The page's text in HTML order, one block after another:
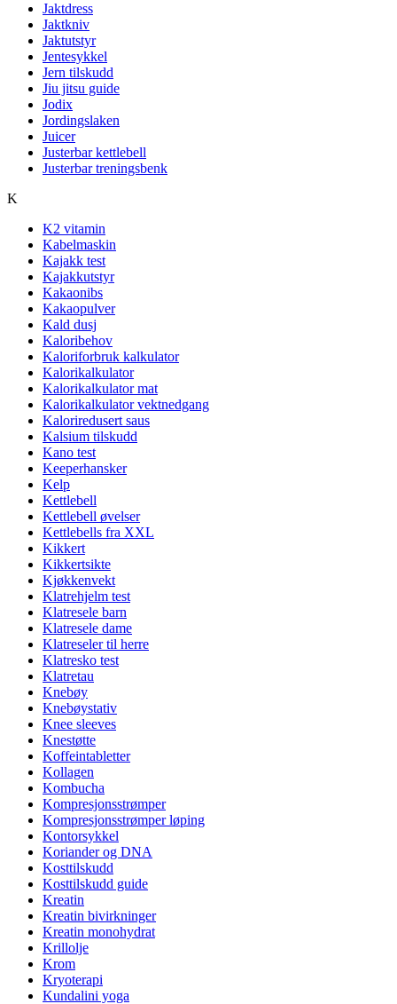
Jaktdress
Jaktkniv
Jaktutstyr
Jentesykkel
Jern tilskudd
Jiu jitsu guide
Jodix
Jordingslaken
Juicer
Justerbar kettlebell
Justerbar treningsbenk
K
K2 vitamin
Kabelmaskin
Kajakk test
Kajakkutstyr
Kakaonibs
Kakaopulver
Kald dusj
Kaloribehov
Kaloriforbruk kalkulator
Kalorikalkulator
Kalorikalkulator mat
Kalorikalkulator vektnedgang
Kaloriredusert saus
Kalsium tilskudd
Kano test
Keeperhansker
Kelp
Kettlebell
Kettlebell øvelser
Kettlebells fra XXL
Kikkert
Kikkertsikte
Kjøkkenvekt
Klatrehjelm test
Klatresele barn
Klatresele dame
Klatreseler til herre
Klatresko test
Klatretau
Knebøy
Knebøystativ
Knee sleeves
Knestøtte
Koffeintabletter
Kollagen
Kombucha
Kompresjonsstrømper
Kompresjonsstrømper løping
Kontorsykkel
Koriander og DNA
Kosttilskudd
Kosttilskudd guide
Kreatin
Kreatin bivirkninger
Kreatin monohydrat
Krillolje
Krom
Kryoterapi
Kundalini yoga